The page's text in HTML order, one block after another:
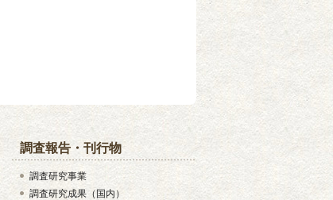
調査報告・刊行物
調査研究事業
調査研究成果（国内）